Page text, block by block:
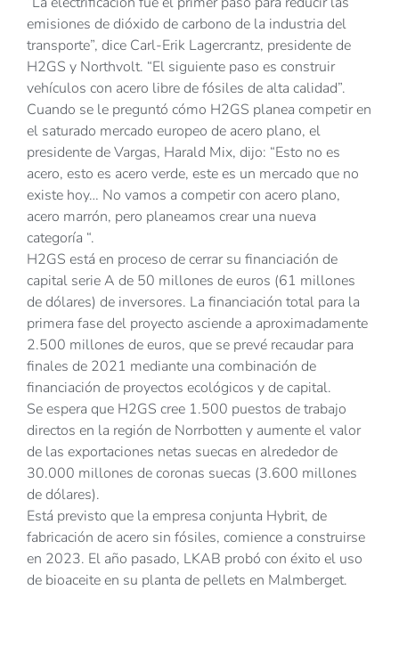
emisiones de dióxido de carbono de la industria del
transporte”, dice Carl-Erik Lagercrantz, presidente de
H2GS y Northvolt. “El siguiente paso es construir
vehículos con acero libre de fósiles de alta calidad”.
Cuando se le preguntó cómo H2GS planea competir en
el saturado mercado europeo de acero plano, el
presidente de Vargas, Harald Mix, dijo: “Esto no es
acero, esto es acero verde, este es un mercado que no
existe hoy… No vamos a competir con acero plano,
acero marrón, pero planeamos crear una nueva
categoría “.
H2GS está en proceso de cerrar su financiación de
capital serie A de 50 millones de euros (61 millones
de dólares) de inversores. La financiación total para la
primera fase del proyecto asciende a aproximadamente
2.500 millones de euros, que se prevé recaudar para
finales de 2021 mediante una combinación de
financiación de proyectos ecológicos y de capital.
Se espera que H2GS cree 1.500 puestos de trabajo
directos en la región de Norrbotten y aumente el valor
de las exportaciones netas suecas en alrededor de
30.000 millones de coronas suecas (3.600 millones
de dólares).
Está previsto que la empresa conjunta Hybrit, de
fabricación de acero sin fósiles, comience a construirse
en 2023. El año pasado, LKAB probó con éxito el uso
de bioaceite en su planta de pellets en Malmberget.